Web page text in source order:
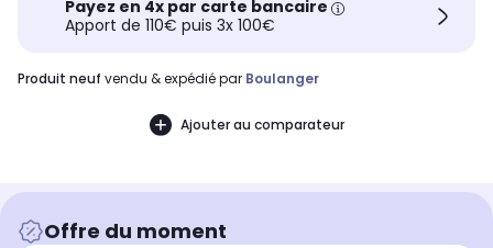
Payez en 4x par carte bancaire
Apport de 110€ puis 3x 100€
produit neuf vendu & expédié par Boulanger
Ajouter au comparateur
Offre du moment